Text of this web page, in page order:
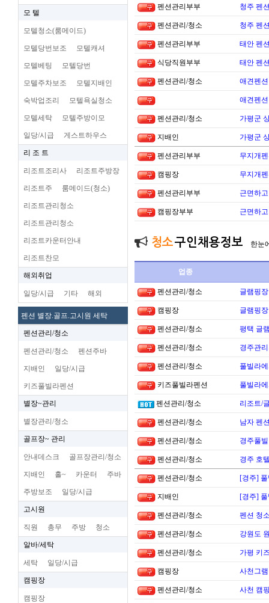
모 텔
모텔청소(룸메이드)
모텔당번보조 모텔캐셔
모텔베팅 모텔당번
모텔주차보조 모텔지배인
숙박업조리 모텔욕실청소
모텔세탁 모텔주방이모
일당/시급 게스트하우스
리 조 트
리조트조리사 리조트주방장
리조트주 룸메이드(청소)
리조트관리청소
리조트관리청소
리조트카운터안내
리조트찬모
해외취업
일당/시급 기타 해외
펜션 별장.골프.고시원 세탁
펜션관리/청소
펜션관리/청소 펜션주바
지배인 일당/시급
키즈풀빌라펜션
별장~관리
별장관리/청소
골프장~ 관리
안내데스크 골프장관리/청소
지배인 홀~ 카운터 주바
주방보조 일당/시급
고시원
직원 총무 주방 청소
알바/세탁
세탁 일당/시급
캠핑장
캠핑장
펜션관리부부 청주 펜
펜션관리/청소 청주 펜
펜션관리부부 태안 펜
식당직원부부 태안 펜
펜션관리/청소 애견펜
애견펜
펜션관리/청소 가평군
지배인 가평군
펜션관리부부 무지개
캠핑장 무지개
펜션관리부부 근면하
캠핑장부부 근면하
청소구인채용정보 한눈
업종
펜션관리/청소 글램핑
캠핑장 글램핑
펜션관리/청소 평택 글
펜션관리/청소 경주관
펜션관리/청소 풀빌라
키즈풀빌라펜션 풀빌라
펜션관리/청소 리조트/
펜션관리/청소 남자 펜
펜션관리/청소 경주풀
펜션관리/청소 경주 호
펜션관리/청소 [경주]
지배인 [경주]
펜션관리/청소 펜션 청
펜션관리/청소 강원도
펜션관리/청소 가평 키
캠핑장 사천그
펜션관리/청소 사천 캠